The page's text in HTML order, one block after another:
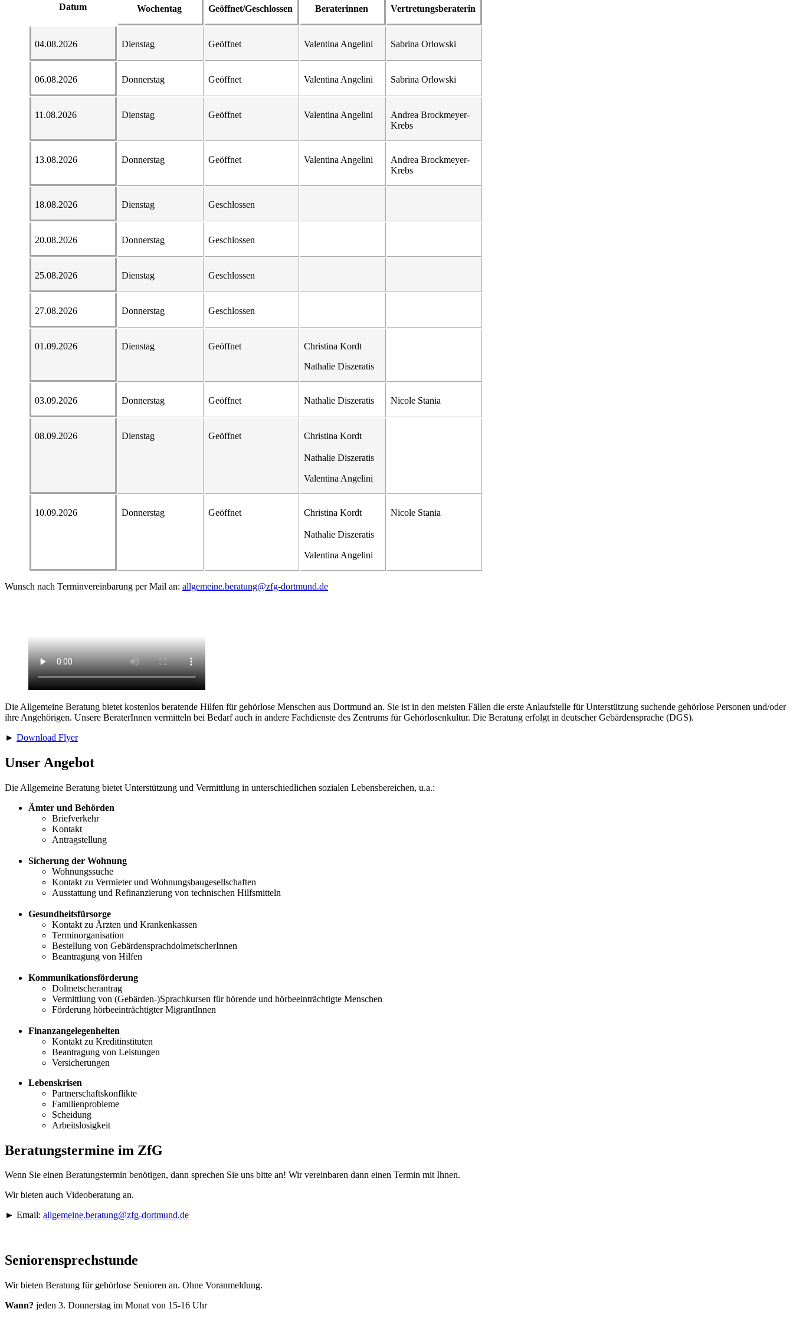
Datum Wochentag Geöffnet/Geschlossen Beraterinnen Vertretungsberaterin
04.08.2026 Dienstag Geöffnet Valentina Angelini Sabrina Orlowski
06.08.2026 Donnerstag Geöffnet Valentina Angelini Sabrina Orlowski
11.08.2026 Dienstag Geöffnet Valentina Angelini
Andrea Brockmeyer-
Krebs
13.08.2026 Donnerstag Geöffnet Valentina Angelini
Andrea Brockmeyer-
Krebs
18.08.2026 Dienstag Geschlossen
20.08.2026 Donnerstag Geschlossen
25.08.2026 Dienstag Geschlossen
27.08.2026 Donnerstag Geschlossen
01.09.2026 Dienstag Geöffnet
Christina Kordt
Nathalie Diszeratis
03.09.2026 Donnerstag Geöffnet Nathalie Diszeratis Nicole Stania
08.09.2026 Dienstag Geöffnet Christina Kordt
Nathalie Diszeratis
Valentina Angelini
10.09.2026 Donnerstag Geöffnet Christina Kordt
Nathalie Diszeratis
Valentina Angelini
Nicole Stania
Wunsch nach Terminvereinbarung per Mail an: allgemeine.beratung@zfg-dortmund.de
Die Allgemeine Beratung bietet kostenlos beratende Hilfen für gehörlose Menschen aus Dortmund an. Sie ist in den meisten Fällen die erste Anlaufstelle für Unterstützung suchende gehörlose Personen und/oder
ihre Angehörigen. Unsere BeraterInnen vermitteln bei Bedarf auch in andere Fachdienste des Zentrums für Gehörlosenkultur. Die Beratung erfolgt in deutscher Gebärdensprache (DGS).
► Download Flyer
Unser Angebot
Die Allgemeine Beratung bietet Unterstützung und Vermittlung in unterschiedlichen sozialen Lebensbereichen, u.a.:
Ämter und Behörden
Briefverkehr
Kontakt
Antragstellung
Sicherung der Wohnung
Wohnungssuche
Kontakt zu Vermieter und Wohnungsbaugesellschaften
Ausstattung und Refinanzierung von technischen Hilfsmitteln
Gesundheitsfürsorge
Kontakt zu Ärzten und Krankenkassen
Terminorganisation
Bestellung von GebärdensprachdolmetscherInnen
Beantragung von Hilfen
Kommunikationsförderung
Dolmetscherantrag
Vermittlung von (Gebärden-)Sprachkursen für hörende und hörbeeinträchtigte Menschen
Förderung hörbeeinträchtigter MigrantInnen
Finanzangelegenheiten
Kontakt zu Kreditinstituten
Beantragung von Leistungen
Versicherungen
Lebenskrisen
Partnerschaftskonflikte
Familienprobleme
Scheidung
Arbeitslosigkeit
Beratungstermine im ZfG
Wenn Sie einen Beratungstermin benötigen, dann sprechen Sie uns bitte an! Wir vereinbaren dann einen Termin mit Ihnen.
Wir bieten auch Videoberatung an.
► Email: allgemeine.beratung@zfg-dortmund.de
​​​​​​​Seniorensprechstunde
Wir bieten Beratung für gehörlose Senioren an. Ohne Voranmeldung.
Wann? jeden 3. Donnerstag im Monat von 15-16 Uhr